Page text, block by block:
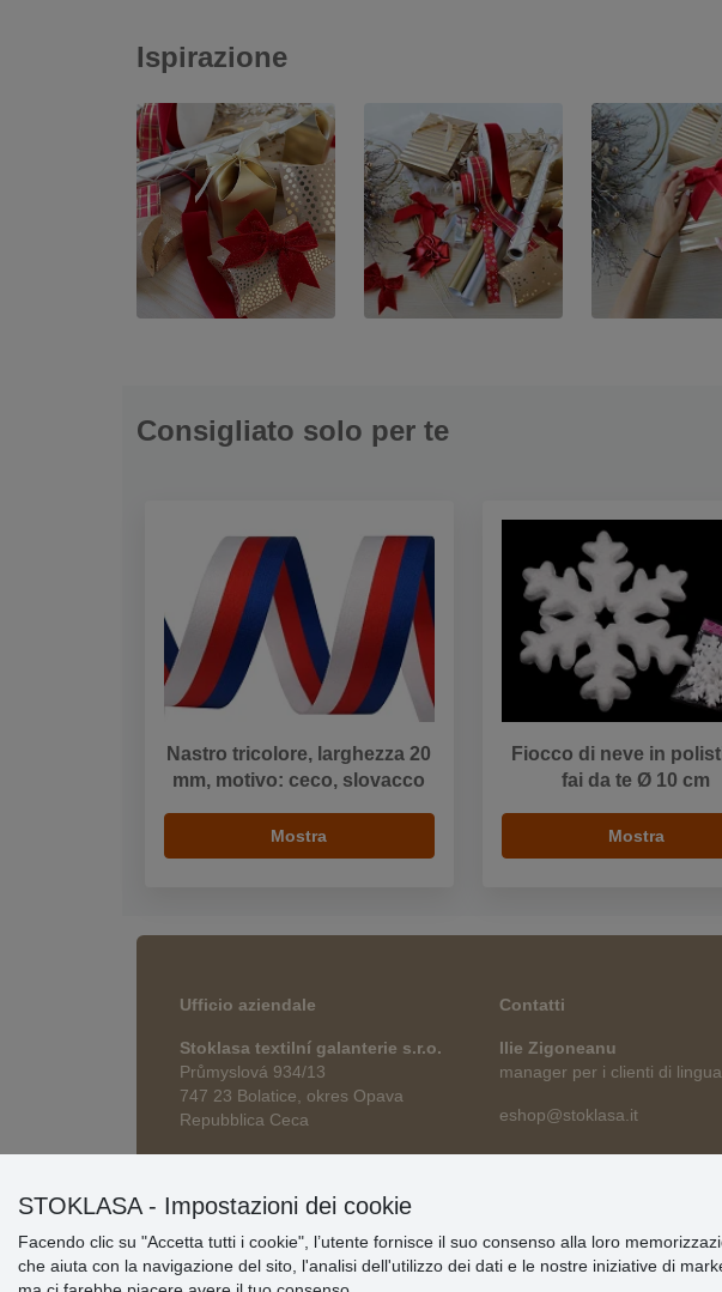
Ispirazione
Consigliato solo per te
Nastro tricolore, larghezza 20
mm, motivo: ceco, slovacco
Mostra
Fiocco di neve in
fai da te Ø 10 cm
Mostra
Ufficio aziendale
Stoklasa textilní galanterie s.r.o.
Průmyslová 934/13
747 23 Bolatice, okres Opava
Repubblica Ceca
Contatti
Ilie Zigoneanu
manager per i clienti di
eshop@stoklasa.it
STOKLASA - Impostazioni dei cookie
Facendo clic su "Accetta tutti i cookie", l’utente fornisce il suo consenso alla loro
che aiuta con la navigazione del sito, l'analisi dell'utilizzo dei dati e le nostre iniziative di